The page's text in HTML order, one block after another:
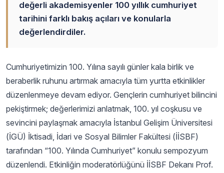
değerli akademisyenler 100 yıllık cumhuriyet
tarihini farklı bakış açıları ve konularla
değerlendirdiler.
Cumhuriyetimizin 100. Yılına sayılı günler kala birlik ve
beraberlik ruhunu artırmak amacıyla tüm yurtta etkinlikler
düzenlenmeye devam ediyor. Gençlerin cumhuriyet bilincini
pekiştirmek; değerlerimizi anlatmak, 100. yıl coşkusu ve
sevincini paylaşmak amacıyla İstanbul Gelişim Üniversitesi
(İGÜ) İktisadi, İdari ve Sosyal Bilimler Fakültesi (İİSBF)
tarafından “100. Yılında Cumhuriyet” konulu sempozyum
düzenlendi. Etkinliğin moderatörlüğünü İİSBF Dekanı Prof.